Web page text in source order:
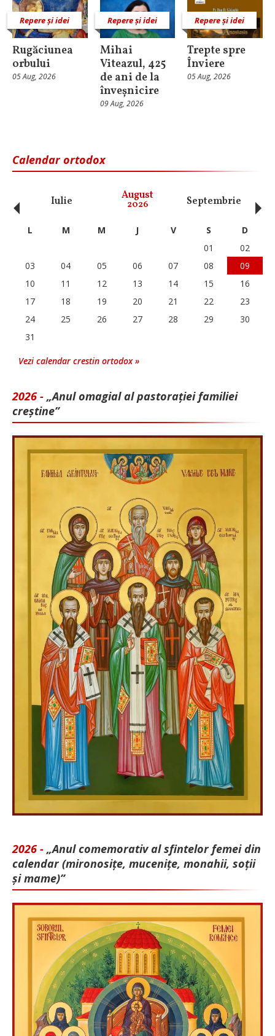
Repere și idei
Rugăciunea
orbului
05 Aug, 2026
Repere și idei
Mihai
Viteazul, 425
de ani de la
înveșnicire
09 Aug, 2026
Repere și idei
Trepte spre
Înviere
05 Aug, 2026
Calendar ortodox
Iulie August
2026 Septembrie
‹ L M M J V S
D
01
02
03
04 05 06 07 08
09
10
11 12 13 14 15
16
17
18 19 20 21 22
23
24
25 26 27 28 29
30
31
Vezi calendar crestin ortodox »
2026 - „Anul omagial al pastorației familiei
creștine”
2026 - „Anul comemorativ al sfintelor femei din
calendar (mironosițe, mu­cenițe, monahii, soții
și mame)”